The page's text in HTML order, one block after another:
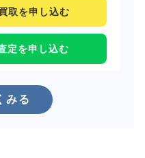
取を申し込む
定を申し込む
みる